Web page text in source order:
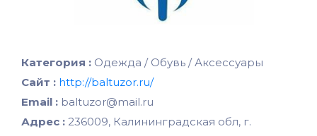
Категория : Одежда / Обувь / Аксессуары
Сайт : http://baltuzor.ru/
Email : baltuzor@mail.ru
Адрес : 236009, Калининградская обл, г.